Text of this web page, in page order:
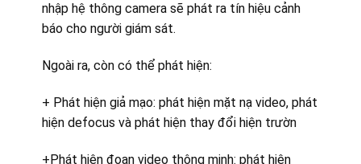
nhập hệ thông camera sẽ phát ra tín hiệu cảnh
báo cho người giám sát.
Ngoài ra, còn có thể phát hiện:
+ Phát hiện giả mạo: phát hiện mặt nạ video, phát
hiện defocus và phát hiện thay đổi hiện trườn
+Phát hiện đoạn video thông minh: phát hiện